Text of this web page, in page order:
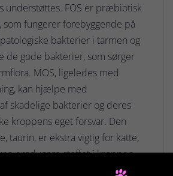
understøttes. FOS er præbiotisk
fungerer forebyggende på
bakterier i tarmen og
de gode bakterier, som sørger
MOS, ligeledes med
kan hjælpe med
skadelige bakterier og deres
kroppens eget forsvar. Den
taurin, er ekstra vigtig for katte,
producere stoffet i kroppen.
syns- og hjertefunktionen og kan